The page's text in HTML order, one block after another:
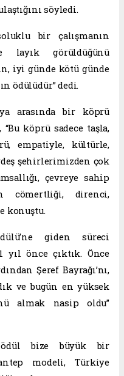
söyledi.
bir çalışmanın
layık görüldüğünü
iyi günde kötü günde
ödülüdür” dedi.
arasında bir köprü
köprü sadece taşla,
empatiyle, kültürle,
şehirlerimizden çok
çevreye sahip
cömertliği, direnci,
konuştu.
giden süreci
yıl önce çıktık. Önce
Şeref Bayrağı’nı,
ve bugün en yüksek
almak nasip oldu”
ödül bize büyük bir
modeli, Türkiye